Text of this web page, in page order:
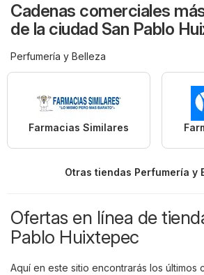
Cadenas comerciales
de la ciudad San Pablo
Perfumería y Belleza
Farmacias Similares
Otras tiendas Perfumería y
Ofertas en línea de
Pablo Huixtepec
Aquí en este sitio encontrarás los últimos